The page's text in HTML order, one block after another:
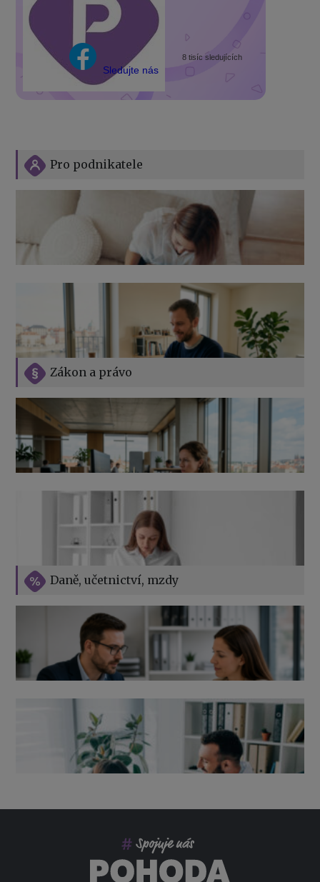
Sledujte nás
8 tisíc sledujících
Daně, učetnictví, mzdy
Zákon a právo
Vše o překážkách v práci na straně zaměstnavatele
Výpověď ze zdravotních důvodů 2026 – průvodce pro
zaměstnavatele
Pro podnikatele
Jak na podnikání při rodičovské dovolené
Přehledy pro OSSZ a zdravotní pojišťovny – jak na ně
v roce 2026